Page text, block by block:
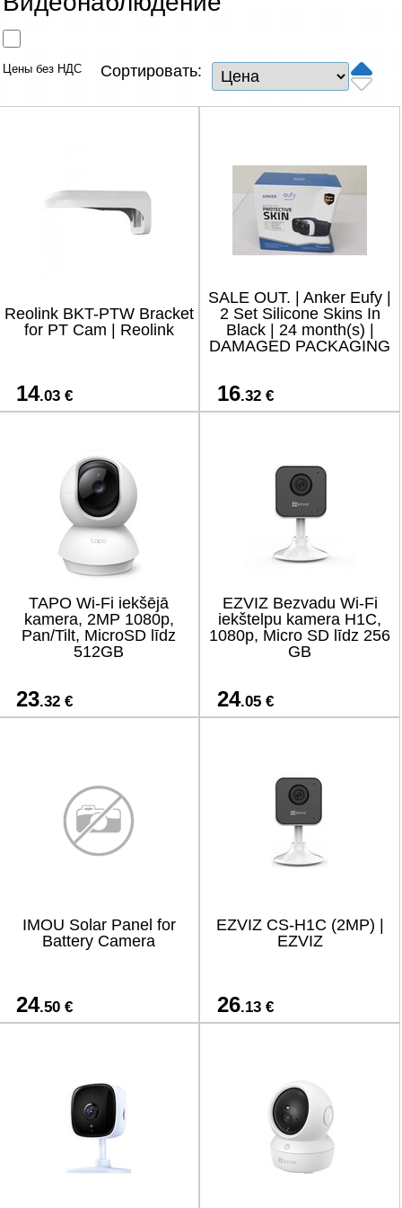
Сетевые товары
ТВ, Фото и электроника
Renewd техника, Outlet
Цены без НДС Сортировать:
Reolink BKT-PTW Bracket
for PT Cam | Reolink
14.03 €
SALE OUT. | Anker Eufy |
2 Set Silicone Skins In
Black | 24 month(s) |
DAMAGED PACKAGING
16.32 €
TAPO Wi-Fi iekšējā
kamera, 2MP 1080p,
Pan/Tilt, MicroSD līdz
512GB
23.32 €
EZVIZ Bezvadu Wi-Fi
iekštelpu kamera H1C,
1080p, Micro SD līdz 256
GB
24.05 €
IMOU Solar Panel for
Battery Camera
24.50 €
EZVIZ CS-H1C (2MP) |
EZVIZ
26.13 €